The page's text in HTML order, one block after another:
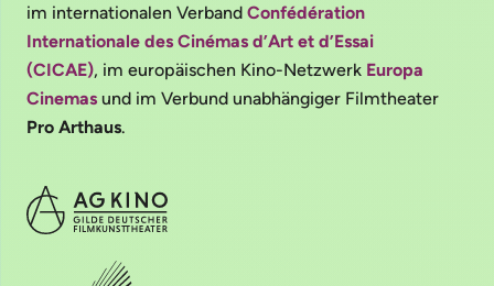
im internationalen Verband Confédération
Internationale des Cinémas d’Art et d’Essai
(CICAE), im europäischen Kino-Netzwerk Europa
Cinemas und im Verbund unabhängiger Filmtheater
Pro Arthaus.